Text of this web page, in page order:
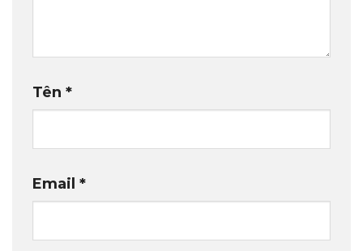
Tên *
Email *